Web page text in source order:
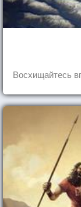
Восхищайтесь